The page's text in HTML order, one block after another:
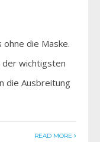
ohne die Maske.
der wichtigsten
die Ausbreitung
READ MORE